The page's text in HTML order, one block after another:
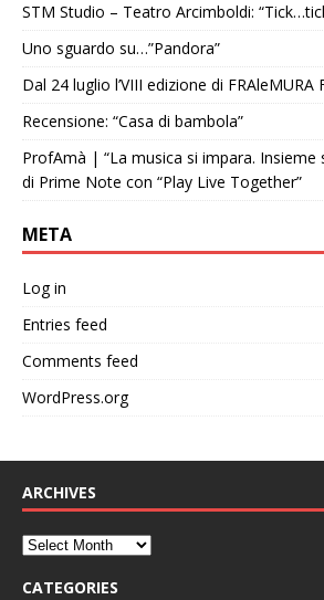
STM Studio – Teatro Arcimboldi:
Uno sguardo su…”Pandora”
Dal 24 luglio l’VIII edizione di FRAleMURA
Recensione: “Casa di bambola”
ProfAmà | “La musica si impara. Insieme
di Prime Note con “Play Live Together”
META
Log in
Entries feed
Comments feed
WordPress.org
ARCHIVES
CATEGORIES